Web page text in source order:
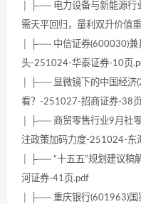
│ ├── 电力设备与新能源行
需天平回归，量利双升价值
│ ├── 中信证券(600030)兼
头-251024-华泰证券-10页
│ ├── 显微镜下的中国经济
看？-251027-招商证券-38
│ ├── 商贸零售行业9月社
注政策加码力度-251024-东
│ ├── “十五五”规划建议
河证券-41页.pdf
│ ├── 重庆银行(601963)国